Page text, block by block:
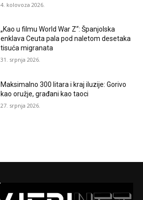
4. kolovoza 2026.
„Kao u filmu World War Z“: Španjolska
enklava Ceuta pala pod naletom desetaka
tisuća migranata
31. srpnja 2026.
Maksimalno 300 litara i kraj iluzije: Gorivo
kao oružje, građani kao taoci
27. srpnja 2026.